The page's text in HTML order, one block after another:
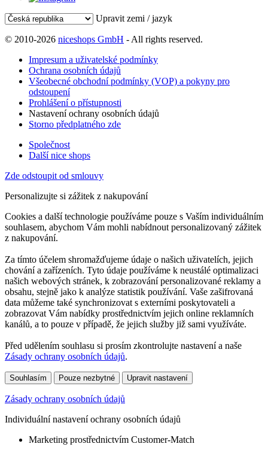
Upravit zemi / jazyk
© 2010-2026 niceshops GmbH - All rights reserved.
Impresum a uživatelské podmínky
Ochrana osobních údajů
Všeobecné obchodní podmínky (VOP) a pokyny pro
odstoupení
Prohlášení o přístupnosti
Nastavení ochrany osobních údajů
Storno předplatného zde
Společnost
Další nice shops
Zde odstoupit od smlouvy
Personalizujte si zážitek z nakupování
Cookies a další technologie používáme pouze s Vaším individuálním
souhlasem, abychom Vám mohli nabídnout personalizovaný zážitek
z nakupování.
Za tímto účelem shromažďujeme údaje o našich uživatelích, jejich
chování a zařízeních. Tyto údaje používáme k neustálé optimalizaci
našich webových stránek, k zobrazování personalizované reklamy a
obsahu, stejně jako k analýze statistik používání. Vaše zašifrovaná
data můžeme také synchronizovat s externími poskytovateli a
zobrazovat Vám nabídky prostřednictvím jejich online reklamních
kanálů, a to pouze v případě, že jejich služby již sami využíváte.
Před udělením souhlasu si prosím zkontrolujte nastavení a naše
Zásady ochrany osobních údajů.
Souhlasím Pouze nezbytné Upravit nastavení
Zásady ochrany osobních údajů
Individuální nastavení ochrany osobních údajů
Marketing prostřednictvím Customer-Match